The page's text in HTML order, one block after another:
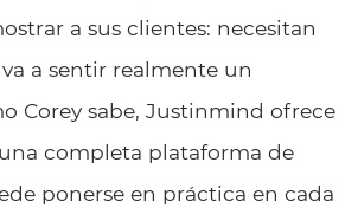
a sus clientes: necesitan
a sentir realmente un
Corey sabe, Justinmind ofrece
completa plataforma de
ponerse en práctica en cada